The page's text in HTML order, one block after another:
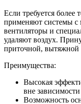
Если требуется более
применяют системы
вентиляторы и
удаляют воздух.
приточной,
Преимущества:
Высокая
вне
Возможность